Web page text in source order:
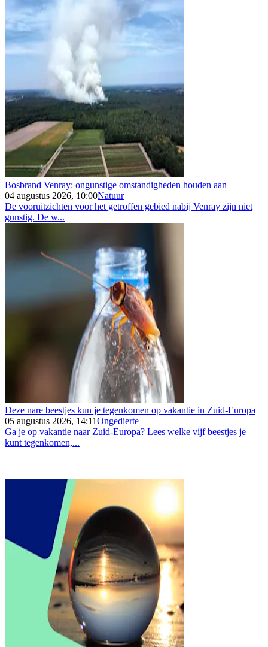
Bosbrand Venray: ongunstige omstandigheden houden aan
04 augustus 2026, 10:00Natuur
De vooruitzichten voor het getroffen gebied nabij Venray zijn niet
gunstig. De w...
Deze nare beestjes kun je tegenkomen op vakantie in Zuid-Europa
05 augustus 2026, 14:11Ongedierte
Ga je op vakantie naar Zuid-Europa? Lees welke vijf beestjes je
kunt tegenkomen,...